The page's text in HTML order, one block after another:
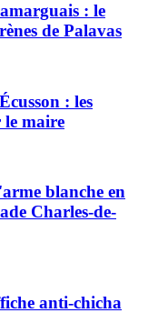
: le
de Palavas
: les
le maire
blanche en
Charles-de-
anti-chicha